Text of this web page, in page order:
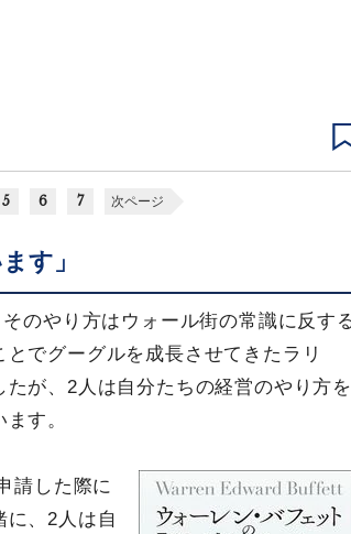
5 6 7 次ページ
す」
のやり方はウォール街の常識に反す
でグーグルを成長させてきたラリ
が、2人は自分たちの経営のやり方を
す。
請した際に
に、2人は自